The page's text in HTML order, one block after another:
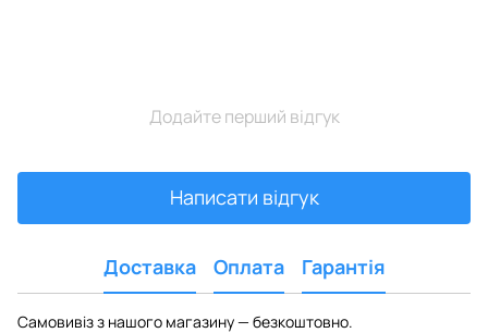
Додайте перший відгук
Написати відгук
Доставка Оплата Гарантія
Самовивіз з нашого магазину — безкоштовно.